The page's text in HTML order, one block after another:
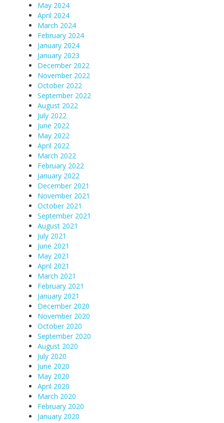
May 2024
April 2024
March 2024
February 2024
January 2024
January 2023
December 2022
November 2022
October 2022
September 2022
August 2022
July 2022
June 2022
May 2022
April 2022
March 2022
February 2022
January 2022
December 2021
November 2021
October 2021
September 2021
August 2021
July 2021
June 2021
May 2021
April 2021
March 2021
February 2021
January 2021
December 2020
November 2020
October 2020
September 2020
August 2020
July 2020
June 2020
May 2020
April 2020
March 2020
February 2020
January 2020